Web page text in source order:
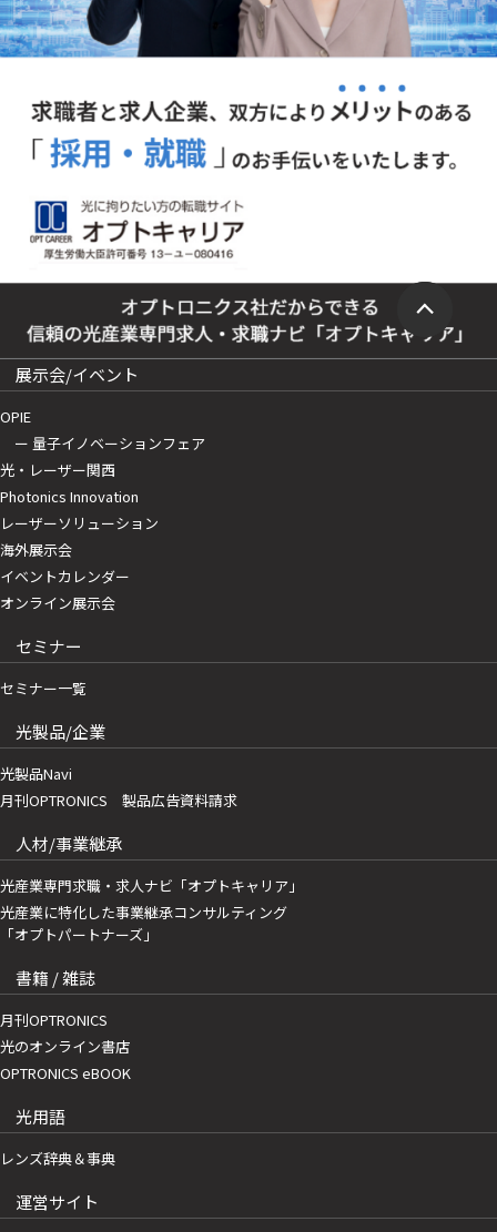
展示会/イベント
OPIE
ー 量子イノベーションフェア
光・レーザー関西
Photonics Innovation
レーザーソリューション
海外展示会
イベントカレンダー
オンライン展示会
セミナー
セミナー一覧
光製品/企業
光製品Navi
月刊OPTRONICS 製品広告資料請求
人材/事業継承
光産業専門求職・求人ナビ「オプトキャリア」
光産業に特化した事業継承コンサルティング
「オプトパートナーズ」
書籍 / 雑誌
月刊OPTRONICS
光のオンライン書店
OPTRONICS eBOOK
光用語
レンズ辞典＆事典
運営サイト